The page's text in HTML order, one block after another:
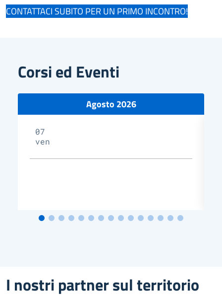
CONTATTACI SUBITO PER UN PRIMO INCONTRO!
Corsi ed Eventi
Agosto 2026
07
ven
I nostri partner sul territorio